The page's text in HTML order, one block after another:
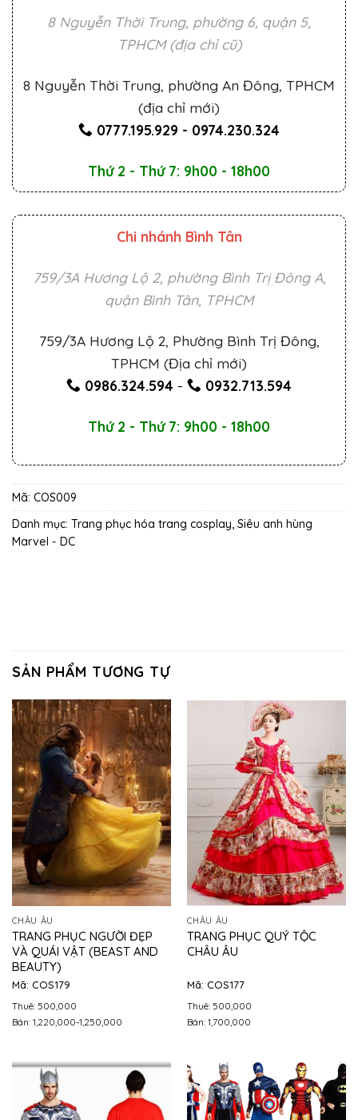
8 Nguyễn Thời Trung, phường 6, quận 5,
TPHCM (địa chỉ cũ)
8 Nguyễn Thời Trung, phường An Đông, TPHCM
(địa chỉ mới)
0777.195.929 - 0974.230.324
Thứ 2 - Thứ 7: 9h00 - 18h00
Chi nhánh Bình Tân
759/3A Hương Lộ 2, phường Bình Trị Đông A,
quận Bình Tân, TPHCM
759/3A Hương Lộ 2, Phường Bình Trị Đông,
TPHCM (Địa chỉ mới)
0986.324.594 - 0932.713.594
Thứ 2 - Thứ 7: 9h00 - 18h00
Mã: COS009
Danh mục: Trang phục hóa trang cosplay, Siêu anh hùng
Marvel - DC
SẢN PHẨM TƯƠNG TỰ
CHÂU ÂU
TRANG PHỤC NGƯỜI ĐẸP
VÀ QUÁI VẬT (BEAST AND
BEAUTY)
Mã: COS179
Thuê: 500,000
Bán: 1,220,000-1,250,000
CHÂU ÂU
TRANG PHỤC QUÝ TỘC
CHÂU ÂU
Mã: COS177
Thuê: 500,000
Bán: 1,700,000